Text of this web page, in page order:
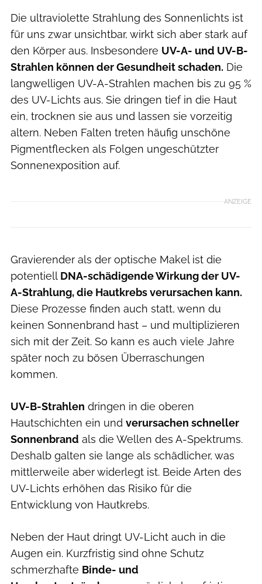
Die ultraviolette Strahlung des Sonnenlichts ist
für uns zwar unsichtbar, wirkt sich aber stark auf
den Körper aus. Insbesondere UV-A- und UV-B-
Strahlen können der Gesundheit schaden. Die
langwelligen UV-A-Strahlen machen bis zu 95 %
des UV-Lichts aus. Sie dringen tief in die Haut
ein, trocknen sie aus und lassen sie vorzeitig
altern. Neben Falten treten häufig unschöne
Pigmentflecken als Folgen ungeschützter
Sonnenexposition auf.
ANZEIGE
Gravierender als der optische Makel ist die
potentiell DNA-schädigende Wirkung der UV-
A-Strahlung, die Hautkrebs verursachen kann.
Diese Prozesse finden auch statt, wenn du
keinen Sonnenbrand hast – und multiplizieren
sich mit der Zeit. So kann es auch viele Jahre
später noch zu bösen Überraschungen
kommen.
UV-B-Strahlen dringen in die oberen
Hautschichten ein und verursachen schneller
Sonnenbrand als die Wellen des A-Spektrums.
Deshalb galten sie lange als schädlicher, was
mittlerweile aber widerlegt ist. Beide Arten des
UV-Lichts erhöhen das Risiko für die
Entwicklung von Hautkrebs.
Neben der Haut dringt UV-Licht auch in die
Augen ein. Kurzfristig sind ohne Schutz
schmerzhafte Binde- und